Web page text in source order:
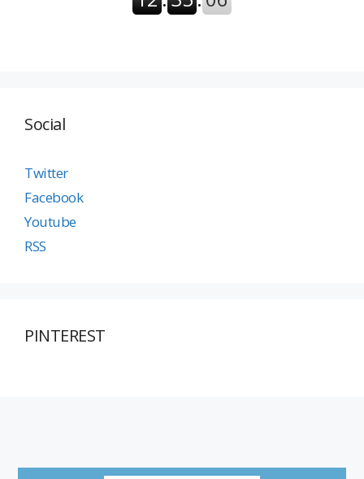
Social
Twitter
Facebook
Youtube
RSS
PINTEREST